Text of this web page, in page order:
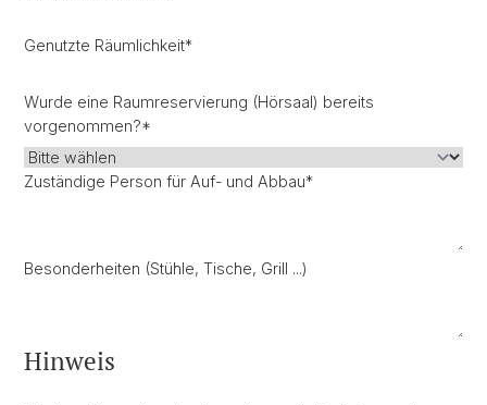
Genutzte Räumlichkeit*
Wurde eine Raumreservierung (Hörsaal) bereits
vorgenommen?*
Zuständige Person für Auf- und Abbau*
Besonderheiten (Stühle, Tische, Grill ...)
Hinweis